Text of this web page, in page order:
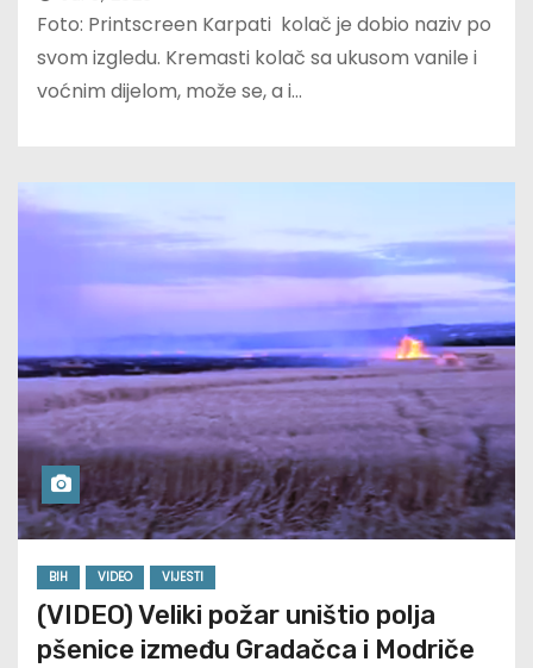
Foto: Printscreen Karpati kolač je dobio naziv po
svom izgledu. Kremasti kolač sa ukusom vanile i
voćnim dijelom, može se, a i…
BIH VIDEO VIJESTI
(VIDEO) Veliki požar uništio polja
pšenice između Gradačca i Modriče